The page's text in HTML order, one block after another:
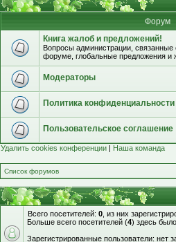
Форум
Книга жалоб и предложений!
Вопросы администрации,
форуме, глобальные предложения и
Модераторы
Политика конфиденциальности
Пользовательское соглашение
Удалить cookies конференции | Наша команда
Список форумов
Всего посетителей: 0 , из них
Больше всего посетителей (4) здесь
Зарегистрированные пользователи: нет